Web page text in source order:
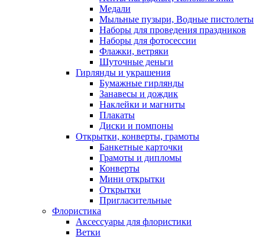
Медали
Мыльные пузыри, Водные пистолеты
Наборы для проведения праздников
Наборы для фотосессии
Флажки, ветряки
Шуточные деньги
Гирлянды и украшения
Бумажные гирлянды
Занавесы и дождик
Наклейки и магниты
Плакаты
Диски и помпоны
Открытки, конверты, грамоты
Банкетные карточки
Грамоты и дипломы
Конверты
Мини открытки
Открытки
Пригласительные
Флористика
Аксессуары для флористики
Ветки